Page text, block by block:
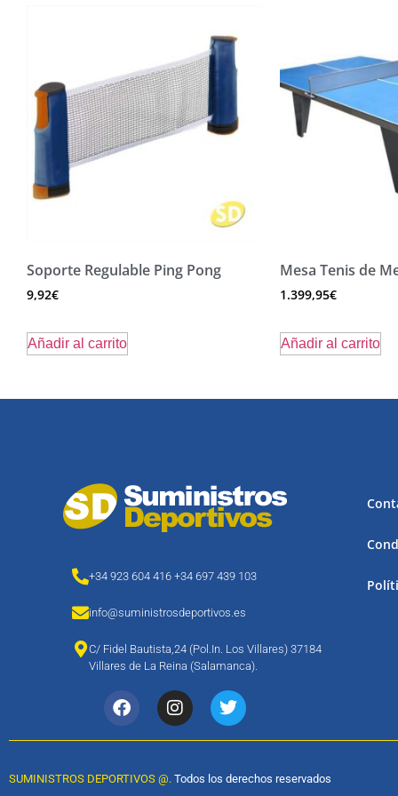
Soporte Regulable Ping Pong
9,92€
Añadir al carrito
Mesa Tenis de
1.399,95€
Añadir al carrito
+34 923 604 416 +34 697 439 103
info@suministrosdeportivos.es
C/ Fidel Bautista,24 (Pol.In. Los Villares) 37184
Villares de La Reina (Salamanca).
SUMINISTROS DEPORTIVOS @. Todos los derechos reservados